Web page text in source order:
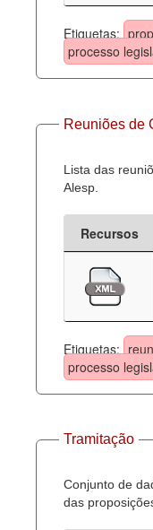
Etiquetas:
processo
Reuniões de
Lista das
Alesp.
Recursos
Etiquetas:
processo
Tramitação
Conjunto de
das